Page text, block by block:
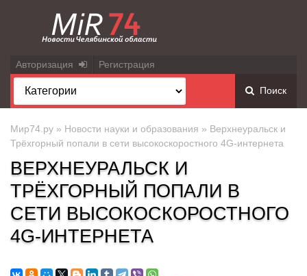
Авторизация Регистрация
Поиск
Мир74.ру » Новости науки и образования » Верхнеуральск и
Трёхгорный попали в сети высокоскоростного 4G-интернета
ВЕРХНЕУРАЛЬСК И
ТРЁХГОРНЫЙ ПОПАЛИ В
СЕТИ ВЫСОКОСКОРОСТНОГО
4G-ИНТЕРНЕТА